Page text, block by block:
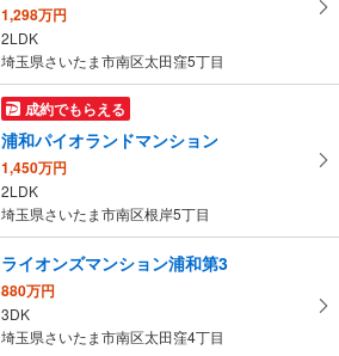
1,298万円
2LDK
埼玉県さいたま市南区太田窪5丁目
成約でもらえる
浦和パイオランドマンション
1,450万円
2LDK
埼玉県さいたま市南区根岸5丁目
ライオンズマンション浦和第3
880万円
3DK
埼玉県さいたま市南区太田窪4丁目